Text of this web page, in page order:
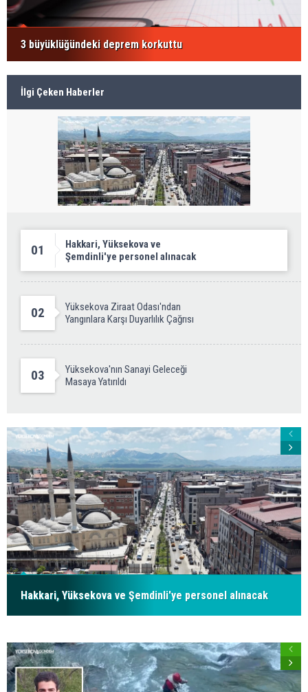
3 büyüklüğündeki deprem korkuttu
İlgi Çeken Haberler
01
Hakkari, Yüksekova ve
Şemdinli'ye personel alınacak
02
Yüksekova Ziraat Odası'ndan
Yangınlara Karşı Duyarlılık Çağrısı
03
Yüksekova'nın Sanayi Geleceği
Masaya Yatırıldı
Hakkari, Yüksekova ve Şemdinli'ye personel alınacak